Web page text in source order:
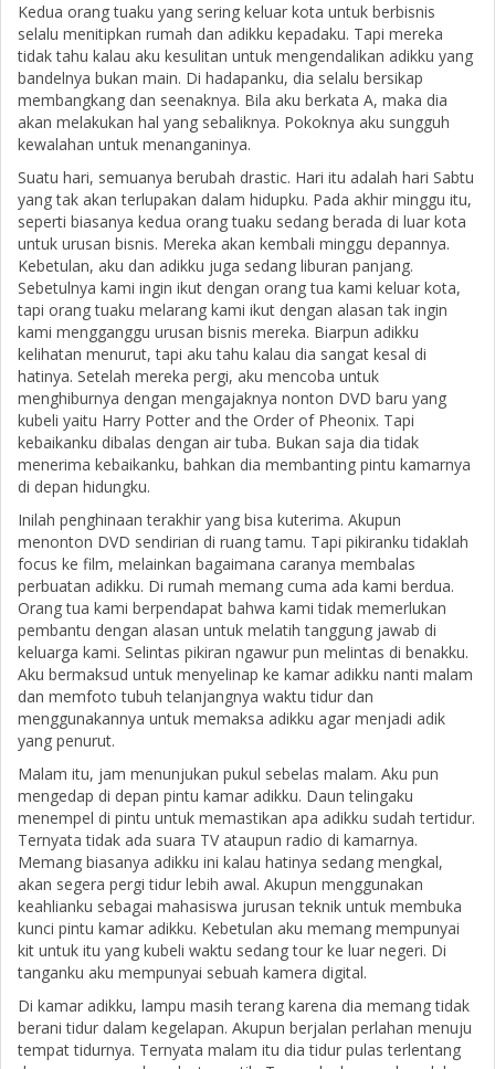
Kedua orang tuaku yang sering keluar kota untuk berbisnis
selalu menitipkan rumah dan adikku kepadaku. Tapi mereka
tidak tahu kalau aku kesulitan untuk mengendalikan adikku yang
bandelnya bukan main. Di hadapanku, dia selalu bersikap
membangkang dan seenaknya. Bila aku berkata A, maka dia
akan melakukan hal yang sebaliknya. Pokoknya aku sungguh
kewalahan untuk menanganinya.
Suatu hari, semuanya berubah drastic. Hari itu adalah hari Sabtu
yang tak akan terlupakan dalam hidupku. Pada akhir minggu itu,
seperti biasanya kedua orang tuaku sedang berada di luar kota
untuk urusan bisnis. Mereka akan kembali minggu depannya.
Kebetulan, aku dan adikku juga sedang liburan panjang.
Sebetulnya kami ingin ikut dengan orang tua kami keluar kota,
tapi orang tuaku melarang kami ikut dengan alasan tak ingin
kami mengganggu urusan bisnis mereka. Biarpun adikku
kelihatan menurut, tapi aku tahu kalau dia sangat kesal di
hatinya. Setelah mereka pergi, aku mencoba untuk
menghiburnya dengan mengajaknya nonton DVD baru yang
kubeli yaitu Harry Potter and the Order of Pheonix. Tapi
kebaikanku dibalas dengan air tuba. Bukan saja dia tidak
menerima kebaikanku, bahkan dia membanting pintu kamarnya
di depan hidungku.
Inilah penghinaan terakhir yang bisa kuterima. Akupun
menonton DVD sendirian di ruang tamu. Tapi pikiranku tidaklah
focus ke film, melainkan bagaimana caranya membalas
perbuatan adikku. Di rumah memang cuma ada kami berdua.
Orang tua kami berpendapat bahwa kami tidak memerlukan
pembantu dengan alasan untuk melatih tanggung jawab di
keluarga kami. Selintas pikiran ngawur pun melintas di benakku.
Aku bermaksud untuk menyelinap ke kamar adikku nanti malam
dan memfoto tubuh telanjangnya waktu tidur dan
menggunakannya untuk memaksa adikku agar menjadi adik
yang penurut.
Malam itu, jam menunjukan pukul sebelas malam. Aku pun
mengedap di depan pintu kamar adikku. Daun telingaku
menempel di pintu untuk memastikan apa adikku sudah tertidur.
Ternyata tidak ada suara TV ataupun radio di kamarnya.
Memang biasanya adikku ini kalau hatinya sedang mengkal,
akan segera pergi tidur lebih awal. Akupun menggunakan
keahlianku sebagai mahasiswa jurusan teknik untuk membuka
kunci pintu kamar adikku. Kebetulan aku memang mempunyai
kit untuk itu yang kubeli waktu sedang tour ke luar negeri. Di
tanganku aku mempunyai sebuah kamera digital.
Di kamar adikku, lampu masih terang karena dia memang tidak
berani tidur dalam kegelapan. Akupun berjalan perlahan menuju
tempat tidurnya. Ternyata malam itu dia tidur pulas terlentang